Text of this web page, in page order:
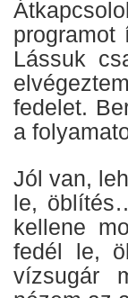
programot
Lássuk
fedelet.
a
Jól van,
le,
kellene
fedél le,
vízsugár